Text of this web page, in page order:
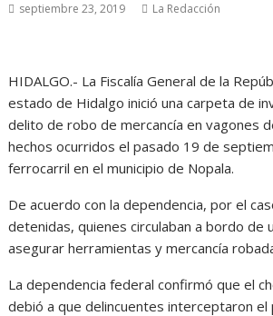
septiembre 23, 2019 La Redacción
HIDALGO.- La Fiscalía General de la
estado de Hidalgo inició una carpeta de
delito de robo de mercancía en vagones
hechos ocurridos el pasado 19 de
ferrocarril en el municipio de Nopala.
De acuerdo con la dependencia, por el
detenidas, quienes circulaban a bordo de
asegurar herramientas y mercancía
La dependencia federal confirmó que el
debió a que delincuentes interceptaron